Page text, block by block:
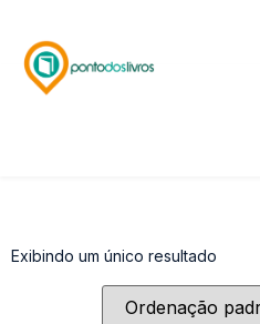
Exibindo um único resultado